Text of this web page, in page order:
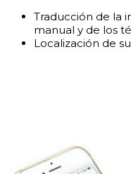
Traducción de la
manual y de los
Localización de